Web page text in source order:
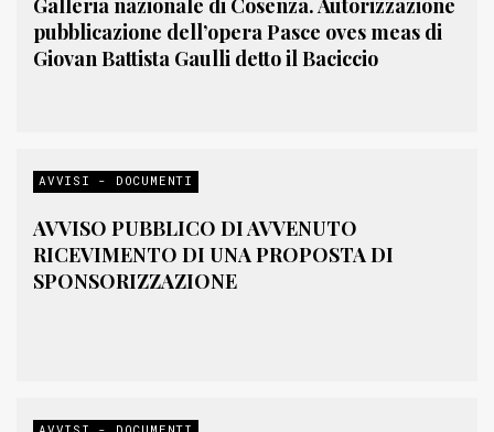
Galleria nazionale di Cosenza. Autorizzazione
pubblicazione dell’opera Pasce oves meas di
Giovan Battista Gaulli detto il Baciccio
AVVISI - DOCUMENTI
AVVISO PUBBLICO DI AVVENUTO
RICEVIMENTO DI UNA PROPOSTA DI
SPONSORIZZAZIONE